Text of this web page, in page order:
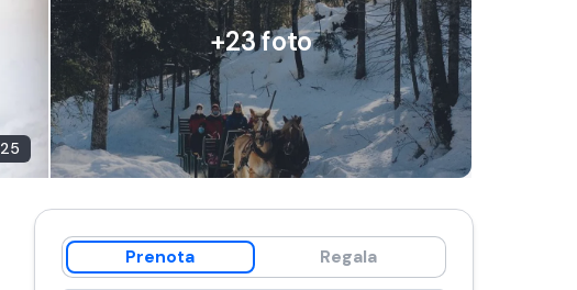
25
+23foto
Prenota Regala